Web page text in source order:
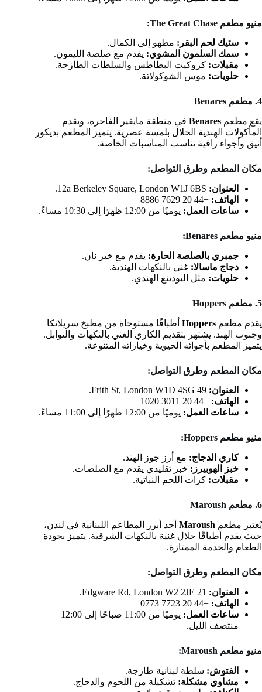
منيو مطعم The Great Chase:
ستيك لحم البقر: مطهو إلى الكمال.
سمك السلمون المشوي: يقدم مع صلصة الليمون.
مقبلات: كروكيت البطاطس والسلطات الطازجة.
حلويات: موس الشوكولاتة.
4. مطعم Benares
يقع مطعم Benares في منطقة مايفير الفاخرة، ويقدم
المأكولات الهندية الحلال بلمسة عصرية. يتميز المطعم بديكور
أنيق وأجواء راقية تناسب المناسبات الخاصة.
مكان المطعم وطرق التواصل:
العنوان:
الهاتف: +44 20 7629 8886
ساعات العمل: يوميًا من 12:00 ظهرًا إلى 10:30 مساءً.
منيو مطعم Benares:
جمبري بالصلصة الحارة: يقدم مع خبز نان.
دجاج ماسالا: غني بالنكهات الهندية.
حلويات: مثل البودينغ الهندي.
5. مطعم Hoppers
يقدم مطعم Hoppers أطباقًا مستوحاة من مطبخ سريلانكا
وجنوب الهند. يشتهر بتقديم الكاري الغني بالنكهات والتوابل.
يتميز المطعم بأجوائه الحيوية وخياراته المتنوعة.
مكان المطعم وطرق التواصل:
العنوان:
الهاتف: +44 20 3011 1020
ساعات العمل: يوميًا من 12:00 ظهرًا إلى 11:00 مساءً.
منيو مطعم Hoppers:
كاري الدجاج: مع أرز جوز الهند.
خبز الهوبيرز: خبز تقليدي يقدم مع الصلصات.
مقبلات: كرات اللحم النباتية.
6. مطعم Maroush
يُعتبر مطعم Maroush أحد أبرز المطاعم اللبنانية في لندن،
حيث يقدم أطباقًا حلال غنية بالنكهات الشرقية. يتميز بجودة
الطعام والخدمة الممتازة.
مكان المطعم وطرق التواصل:
العنوان:
الهاتف: +44 20 7723 0773
ساعات العمل:
يوميًا من 11:00 صباحًا إلى 12:00
منتصف الليل.
منيو مطعم Maroush:
الفتوش: سلطة لبنانية طازجة.
مشاوي مشكلة: تشكيلة من اللحوم والدجاج.